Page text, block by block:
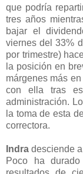
que podría
tres años
bajar el
viernes del 33%
por trimestre)
la posición en
márgenes más
con ella tras
administración.
la toma de esta
correctora.
Indra desciende
Poco ha